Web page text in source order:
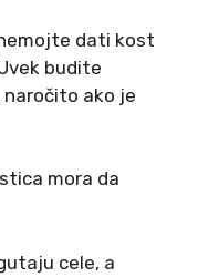
dati kost
budite
ako je
mora da
cele, a